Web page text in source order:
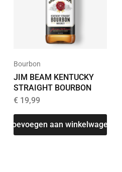
Bourbon
JIM BEAM KENTUCKY
STRAIGHT BOURBON
€19,99
Toevoegen aan winkelwagen